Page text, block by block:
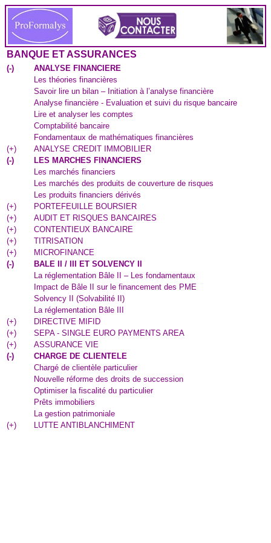
BANQUE ET ASSURANCES
(-)
ANALYSE FINANCIERE
Les théories financières
Savoir lire un bilan – Initiation à l’analyse financière
Analyse financière - Evaluation et suivi du risque bancaire
Lire et analyser les comptes
Comptabilité bancaire
Fondamentaux de mathématiques financières
(+)
ANALYSE CREDIT IMMOBILIER
(-)
LES MARCHES FINANCIERS
Les marchés financiers
Les marchés des produits de couverture de risques
Les produits financiers dérivés
(+)
PORTEFEUILLE BOURSIER
(+)
AUDIT ET RISQUES BANCAIRES
(+)
CONTENTIEUX BANCAIRE
(+)
TITRISATION
(+)
MICROFINANCE
(-)
BALE II / III ET SOLVENCY II
La réglementation Bâle II – Les fondamentaux
Impact de Bâle II sur le financement des PME
Solvency II (Solvabilité II)
La réglementation Bâle III
(+)
DIRECTIVE MIFID
(+)
SEPA - SINGLE EURO PAYMENTS AREA
(+)
ASSURANCE VIE
(-)
CHARGE DE CLIENTELE
Chargé de clientèle particulier
Nouvelle réforme des droits de succession
Optimiser la fiscalité du particulier
Prêts immobiliers
La gestion patrimoniale
(+) LUTTE ANTIBLANCHIMENT